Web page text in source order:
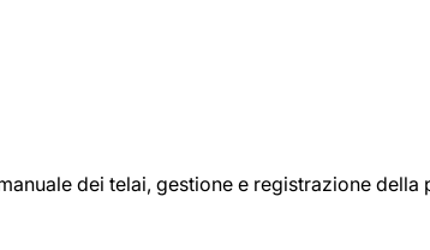
dei telai, gestione e registrazione